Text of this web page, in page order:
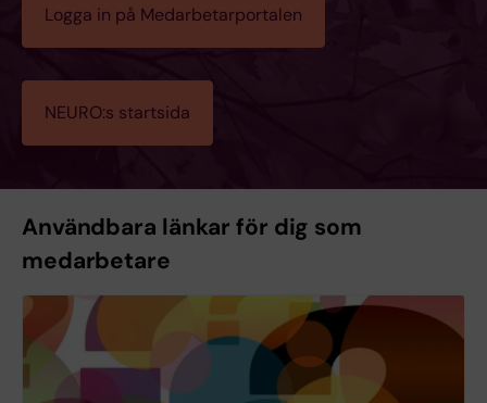
Logga in på Medarbetarportalen
NEURO:s startsida
Användbara länkar för dig som
medarbetare